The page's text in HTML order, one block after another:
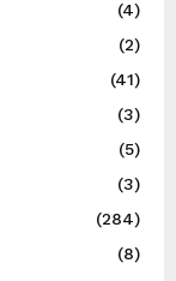
(4)
(2)
(41)
(3)
(5)
(3)
(284)
(8)